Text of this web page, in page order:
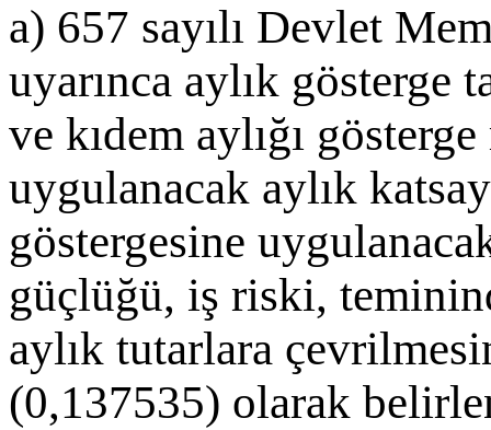
a) 657 sayılı Devlet
uyarınca aylık gösterge
ve kıdem aylığı
uygulanacak aylık
göstergesine
güçlüğü, iş riski,
aylık tutarlara
(0,137535) olarak